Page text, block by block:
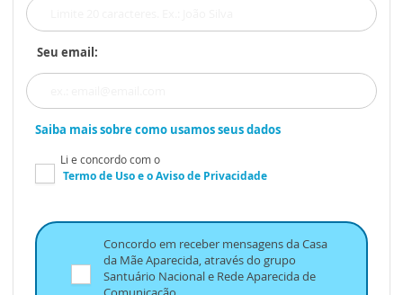
Seu email:
Saiba mais sobre como usamos seus dados
Li e concordo com o
Termo de Usoe oAviso de Privacidade
Concordo em receber mensagens da Casa
da Mãe Aparecida, através do grupo
Santuário Nacional e Rede Aparecida de